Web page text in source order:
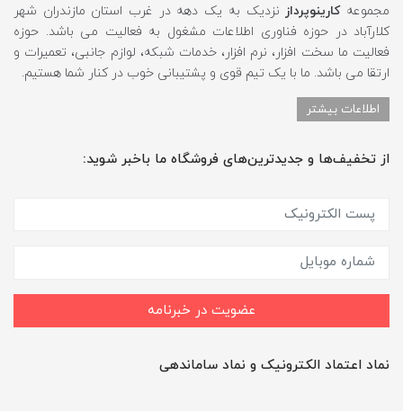
مجموعهکارینوپرداز نزدیک به یک دهه در غرب استان مازندران شهر
کلارآباد در حوزه فناوری اطلاعات مشغول به فعالیت می باشد. حوزه
فعالیت ما سخت افزار، نرم افزار، خدمات شبکه، لوازم جانبی، تعمیرات و
ارتقا می باشد. ما با یک تیم قوی و پشتیبانی خوب در کنار شما هستیم.
اطلاعات بیشتر
از تخفیف‌ها و جدیدترین‌های فروشگاه ما باخبر شوید:
عضویت در خبرنامه
نماد اعتماد الکترونیک و نماد ساماندهی